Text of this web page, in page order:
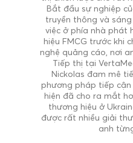
Bắt đầu sự nghiệp
truyền thông và
việc ở phía nhà phát
hiệu FMCG trước khi
nghệ quảng cáo, nơi
Tiếp thị tại
Nickolas đam mê
phương pháp tiếp
hiện đã cho ra mắt
thương hiệu ở
được rất nhiều giải
anh